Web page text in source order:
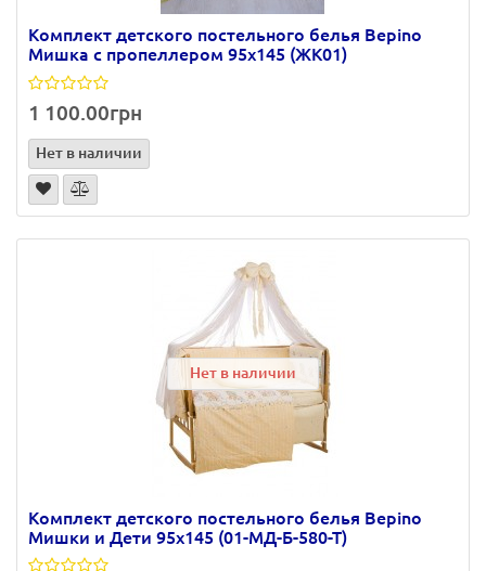
Комплект детского постельного белья Bepino
Мишка с пропеллером 95х145 (ЖК01)
1 100.00грн
Нет в наличии
Нет в наличии
Комплект детского постельного белья Bepino
Мишки и Дети 95х145 (01-МД-Б-580-Т)